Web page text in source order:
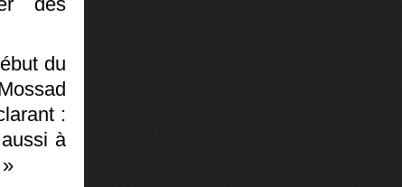
du
:
à